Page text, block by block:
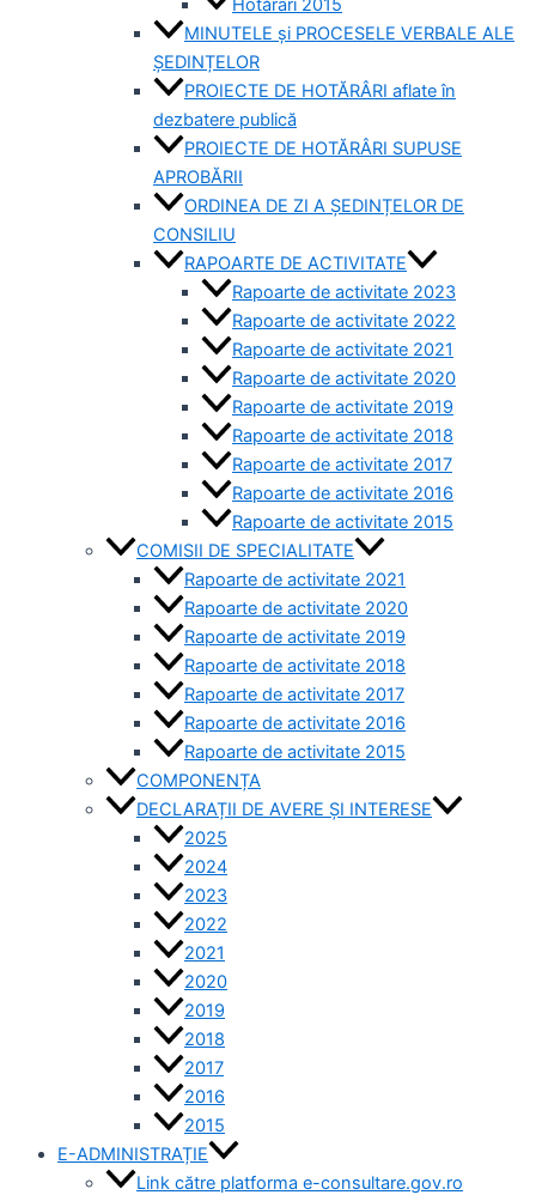
MINUTELE și PROCESELE VERBALE ALE
ȘEDINȚELOR
PROIECTE DE HOTĂRÂRI aflate în
dezbatere publică
PROIECTE DE HOTĂRÂRI SUPUSE
APROBĂRII
ORDINEA DE ZI A ȘEDINȚELOR DE
CONSILIU
RAPOARTE DE ACTIVITATE
Rapoarte de activitate 2023
Rapoarte de activitate 2022
Rapoarte de activitate 2021
Rapoarte de activitate 2020
Rapoarte de activitate 2019
Rapoarte de activitate 2018
Rapoarte de activitate 2017
Rapoarte de activitate 2016
Rapoarte de activitate 2015
COMISII DE SPECIALITATE
Rapoarte de activitate 2021
Rapoarte de activitate 2020
Rapoarte de activitate 2019
Rapoarte de activitate 2018
Rapoarte de activitate 2017
Rapoarte de activitate 2016
Rapoarte de activitate 2015
COMPONENȚA
DECLARAȚII DE AVERE ȘI INTERESE
2025
2024
2023
2022
2021
2020
2019
2018
2017
2016
2015
E-ADMINISTRAȚIE
Link către platforma e-consultare.gov.ro